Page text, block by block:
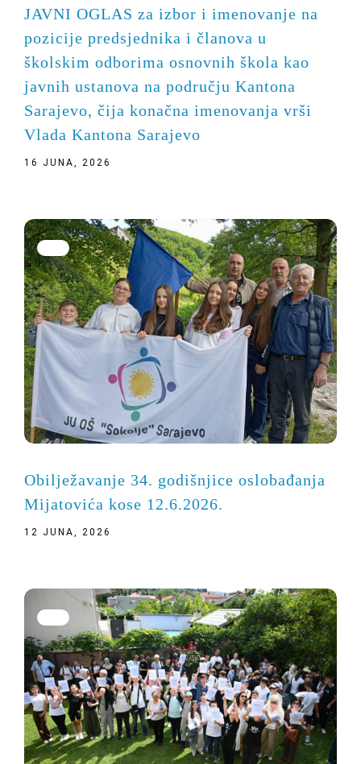
JAVNI OGLAS za izbor i imenovanje na
pozicije predsjednika i članova u
školskim odborima osnovnih škola kao
javnih ustanova na području Kantona
Sarajevo, čija konačna imenovanja vrši
Vlada Kantona Sarajevo
16 JUNA, 2026
Obilježavanje 34. godišnjice oslobađanja
Mijatovića kose 12.6.2026.
12 JUNA, 2026